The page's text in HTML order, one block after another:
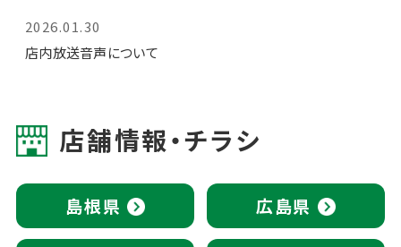
2026.01.30
店内放送音声について
店舗情報・チラシ
島根県 広島県